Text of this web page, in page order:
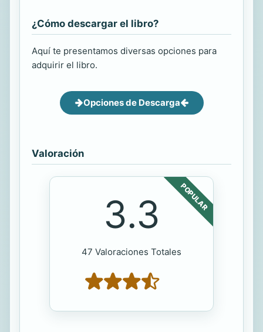
¿Cómo descargar el libro?
Aquí te presentamos diversas opciones para
adquirir el libro.
Opciones de Descarga
Valoración
POPULAR
3.3
47 Valoraciones Totales